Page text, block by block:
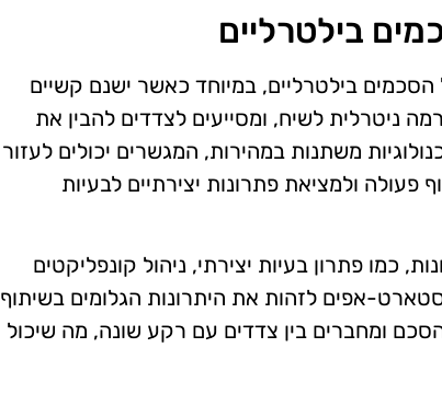
בילטרליים
בילטרליים, במיוחד כאשר ישנם קשיים
ניטרלית לשיח, ומסייעים לצדדים להבין את
משתנות במהירות, המגשרים יכולים לעזור
ולמציאת פתרונות יצירתיים לבעיות
כמו פתרון בעיות יצירתי, ניהול קונפליקטים
אפים לזהות את היתרונות הגלומים בשיתוף
ומחברים בין צדדים עם רקע שונה, מה שיכול